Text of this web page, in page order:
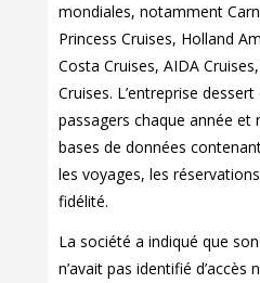
mondiales, notamment
Princess Cruises, Holland
Costa Cruises, AIDA
Cruises. L’entreprise
passagers chaque année et
bases de données
les voyages, les
fidélité.
La société a indiqué que
n’avait pas identifié d’accès